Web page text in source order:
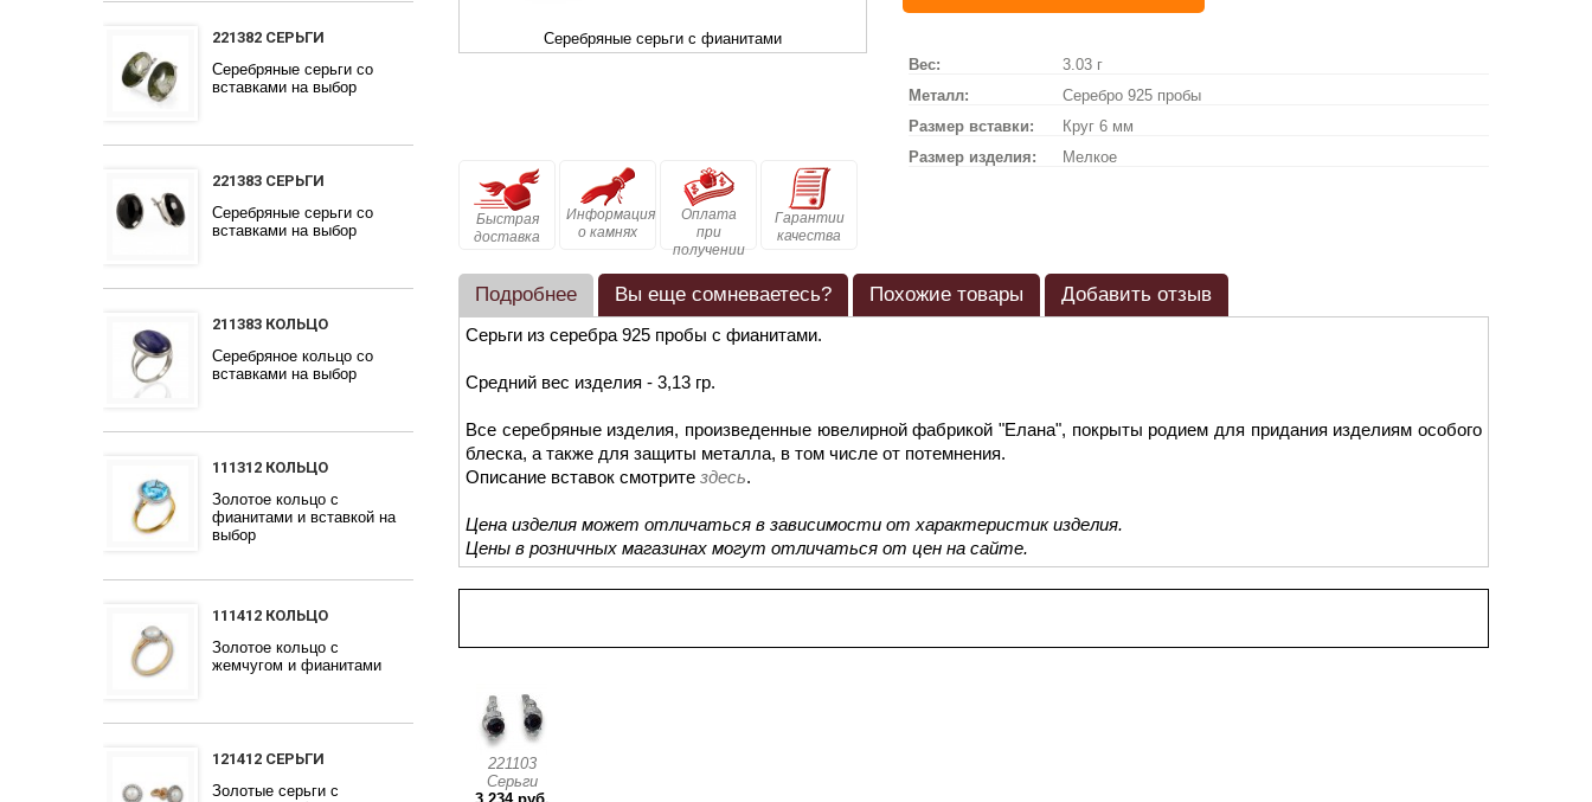
221382 СЕРЬГИ
Серебряные серьги со
вставками на выбор
221383 СЕРЬГИ
Серебряные серьги со
вставками на выбор
211383 КОЛЬЦО
Серебряное кольцо со
вставками на выбор
111312 КОЛЬЦО
Золотое кольцо с
фианитами и вставкой на
выбор
111412 КОЛЬЦО
Золотое кольцо с
жемчугом и фианитами
121412 СЕРЬГИ
Золотые серьги с
Серебряные серьги с фианитами
Быстрая
доставка
Информация
о камнях
Оплата
при
получении
Гарантии
качества
Вес:
3.03 г
Металл:
Серебро 925 пробы
Размер вставки:
Круг 6 мм
Размер изделия:
Мелкое
Подробнее Вы еще сомневаетесь? Похожие товары Добавить отзыв
Серьги из серебра 925 пробы с фианитами.
Средний вес изделия - 3,13 гр.
Все серебряные изделия, произведенные ювелирной фабрикой "Елана", покрыты родием для придания изделиям особого
блеска, а также для защиты металла, в том числе от потемнения.
Описание вставок смотрите здесь.
Цена изделия может отличаться в зависимости от характеристик изделия.
Цены в розничных магазинах могут отличаться от цен на сайте.
221103
Серьги